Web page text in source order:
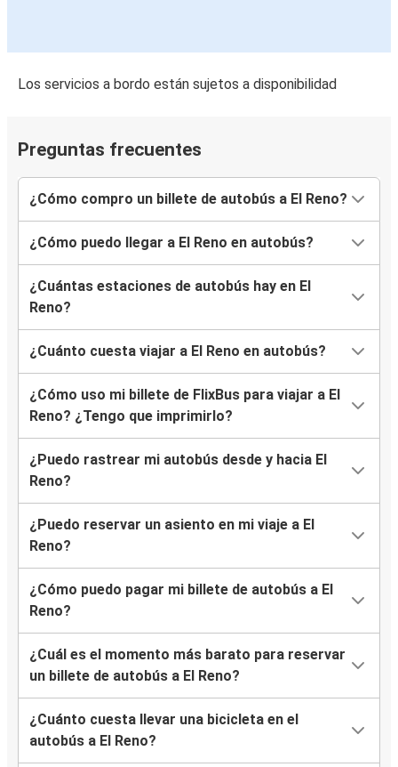
Los servicios a bordo están sujetos a disponibilidad
Preguntas frecuentes
¿Cómo compro un billete de autobús a El Reno?
¿Cómo puedo llegar a El Reno en autobús?
¿Cuántas estaciones de autobús hay en El
Reno?
¿Cuánto cuesta viajar a El Reno en autobús?
¿Cómo uso mi billete de FlixBus para viajar a El
Reno? ¿Tengo que imprimirlo?
¿Puedo rastrear mi autobús desde y hacia El
Reno?
¿Puedo reservar un asiento en mi viaje a El
Reno?
¿Cómo puedo pagar mi billete de autobús a El
Reno?
¿Cuál es el momento más barato para reservar
un billete de autobús a El Reno?
¿Cuánto cuesta llevar una bicicleta en el
autobús a El Reno?